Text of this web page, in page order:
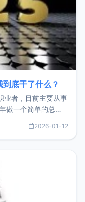
底干了什么？
业者，目前主要从事
做一个简单的总
不求突破，但求保
2026-01-12